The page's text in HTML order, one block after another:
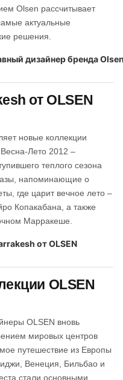
Olsen рассчитывает
актуальные
решения.
от OLSEN
новые коллекции
Лето 2012 –
теплого сезона
напоминающие о
где царит вечное лето –
Копакабана, а также
Марракеше.
OLSEN
OLSEN вновь
мировых центров
путешествие из Европы
Венеция, Бильбао и
стали основными